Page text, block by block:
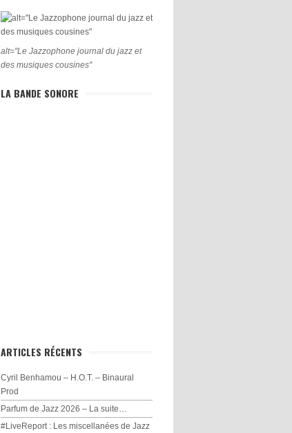
alt="Le Jazzophone journal du jazz et
des musiques cousines"
LA BANDE SONORE
ARTICLES RÉCENTS
Cyril Benhamou – H.O.T. – Binaural
Prod
Parfum de Jazz 2026 – La suite…
#LiveReport : Les miscellanées de Jazz